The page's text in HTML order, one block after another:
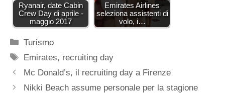
Ryanair, date Cabin
Crew Day di aprile -
maggio 2017
Emirates Airlines
seleziona assistenti di
volo, i…
Categorie
Turismo
Tag
Emirates, recruiting day
Mc Donald’s, il recruiting day a Firenze
Nikki Beach assume personale per la stagione